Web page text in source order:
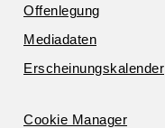
Offen­legung
Media­daten
Erschei­nungs­ka­lender
Cookie Manager